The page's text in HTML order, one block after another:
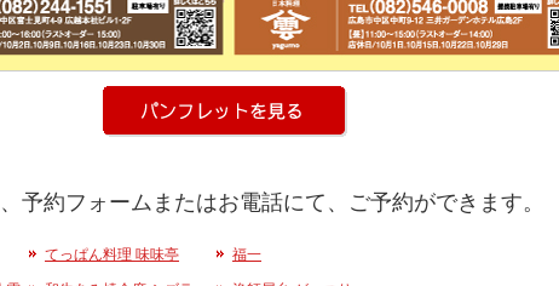
予約フォームまたはお電話にて、ご予約ができます。
てっぱん料理 味味亭 福一